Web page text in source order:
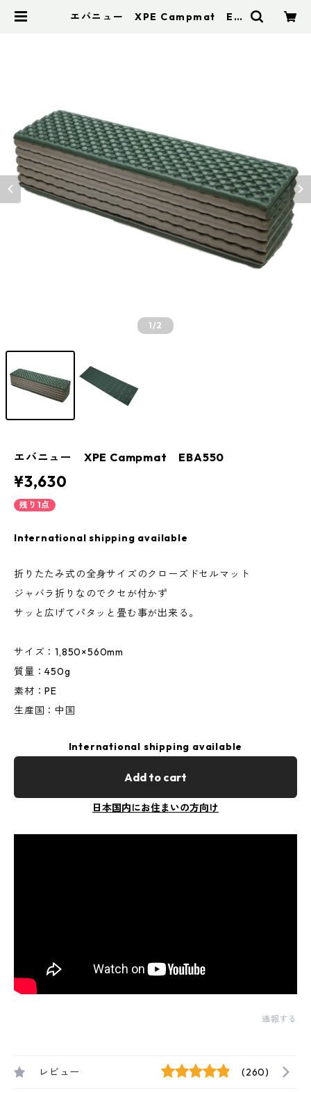
エバニュー XPE Campmat EB
1/2
エバニュー XPE Campmat EBA550
¥3,630
残り1点
International shipping available
折りたたみ式の全身サイズのクローズドセルマット
ジャバラ折りなのでクセが付かず
サッと広げてパタッと畳む事が出来る。
サイズ：1,850×560mm
質量：450g
素材：PE
生産国：中国
International shipping available
Add to cart
日本国内にお住まいの方向け
通報する
レビュー (260)